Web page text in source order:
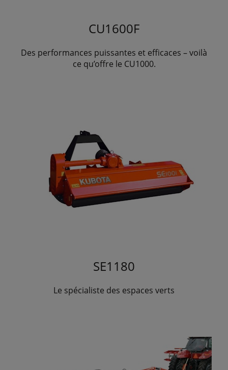
CU1600F
Des performances puissantes et efficaces – voilà
ce qu’offre le CU1000.
SE1180
Le spécialiste des espaces verts